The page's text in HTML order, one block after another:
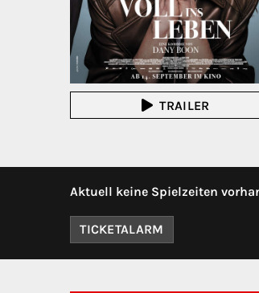
TRAILER
Aktuell keine Spielzeiten
TICKETALARM